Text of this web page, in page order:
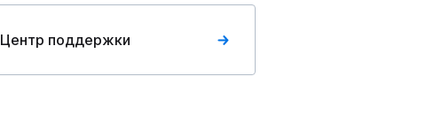
Центр поддержки